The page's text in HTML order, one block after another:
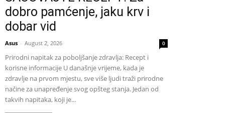
dobro pamćenje, jaku krv i
dobar vid
Asus - August 2, 2026 0
Prirodni napitak za poboljšanje zdravlja: Recept i
korisne informacije U današnje vrijeme, kada je
zdravlje na prvom mjestu, sve više ljudi traži prirodne
načine za unapređenje svog opšteg stanja. Jedan od
takvih napitaka, koji je...